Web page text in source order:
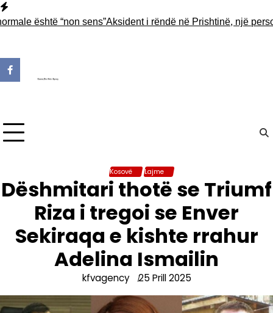
Skip
to
“non sens”Aksident i rëndë në Prishtinë, një person
Kosovë Lajme
Dëshmitari thotë se Triumf
Riza i tregoi se Enver
Sekiraqa e kishte rrahur
Adelina Ismailin
kfvagency 25 Prill 2025